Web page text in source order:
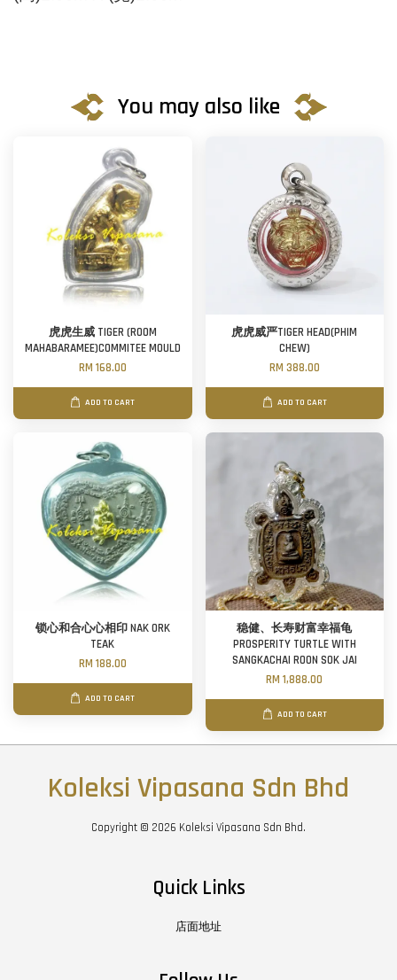
You may also like
虎虎生威 TIGER (ROOM
MAHABARAMEE)COMMITEE MOULD
RM 168.00
ADD TO CART
虎虎威严TIGER HEAD(PHIM
CHEW)
RM 388.00
ADD TO CART
锁心和合心心相印 NAK ORK
TEAK
RM 188.00
ADD TO CART
稳健、长寿财富幸福龟
PROSPERITY TURTLE WITH
SANGKACHAI ROON SOK JAI
RM 1,888.00
ADD TO CART
Koleksi Vipasana Sdn Bhd
Copyright © 2026 Koleksi Vipasana Sdn Bhd.
Quick Links
店面地址